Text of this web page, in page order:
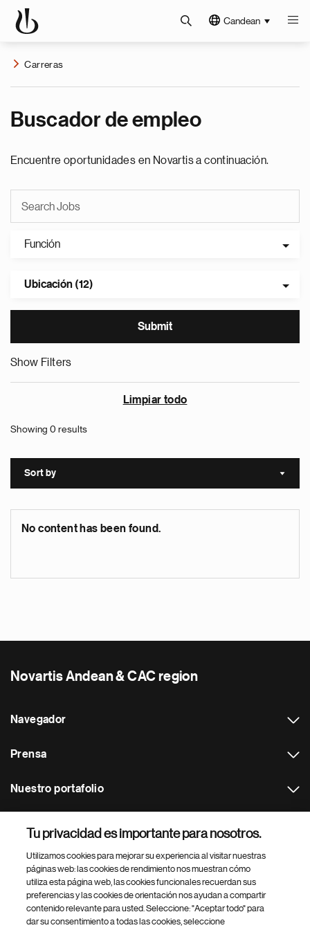
Candean
Carreras
Buscador de empleo
Encuentre oportunidades en Novartis a continuación.
Función
Ubicación (12)
Show Filters
Limpiar todo
Showing 0 results
Sort by Sort
No content has been found.
Novartis Andean & CAC region
Navegador
Prensa
Nuestro portafolio
Footer Site Search
Tu privacidad es importante para nosotros.
Utilizamos cookies para mejorar su experiencia al visitar nuestras
páginas web: las cookies de rendimiento nos muestran cómo
utiliza esta página web, las cookies funcionales recuerdan sus
preferencias y las cookies de orientación nos ayudan a compartir
contenido relevante para usted. Seleccione: "Aceptar todo" para
dar su consentimiento a todas las cookies, seleccione